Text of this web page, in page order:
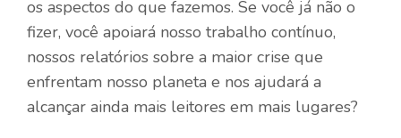
os aspectos do que fazemos. Se você já não o
fizer, você apoiará nosso trabalho contínuo,
nossos relatórios sobre a maior crise que
enfrentam nosso planeta e nos ajudará a
alcançar ainda mais leitores em mais lugares?